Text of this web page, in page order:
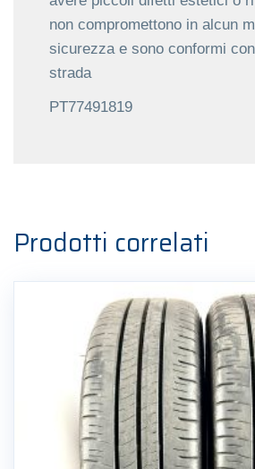
non compromettono in alcun
sicurezza e sono conformi
strada
PT77491819
Prodotti correlati